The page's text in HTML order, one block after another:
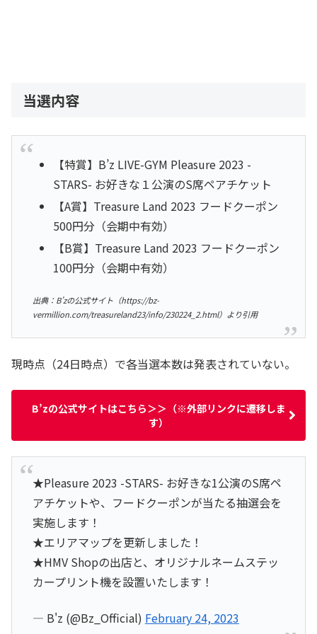
当選内容
【特賞】B’z LIVE-GYM Pleasure 2023 -
STARS- お好きな１公演のS席ペアチケット
【A賞】Treasure Land 2023 フードクーポン
500円分（会期中有効）
【B賞】Treasure Land 2023 フードクーポン
100円分（会期中有効）
出典：B’zの公式サイト（https://bz-
vermillion.com/treasureland23/info/230224_2.html）より引用
現時点（24日時点）で各当選本数は発表されていない。
B’zの公式サイトはこちら＞＞（※外部リンクに遷移しま
す）
★Pleasure 2023 -STARS- お好きな1公演のS席ペ
アチケットや、フードクーポンが当たる抽選会を
実施します！
★エリアマップを更新しました！
★HMV Shopの出店と、オリジナルネームステッ
カープリント機を設置いたします！
— B'z (@Bz_Official) February 24, 2023